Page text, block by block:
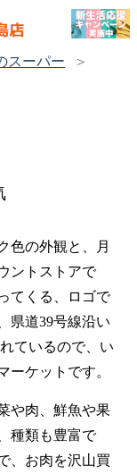
スーパー
色の外観と、月
ントストアで
てくる、ロゴで
県道39号線沿い
ているので、い
ーケットです。
や肉、鮮魚や果
種類も豊富で
、お肉を沢山買